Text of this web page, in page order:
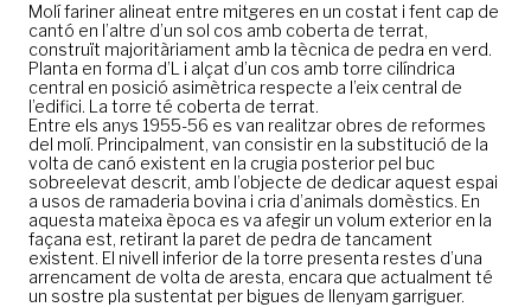
Molí fariner alineat entre mitgeres en un costat i fent cap de
cantó en l’altre d’un sol cos amb coberta de terrat,
construït majoritàriament amb la tècnica de pedra en verd.
Planta en forma d’L i alçat d’un cos amb torre cilíndrica
central en posició asimètrica respecte a l’eix central de
l’edifici. La torre té coberta de terrat.
Entre els anys 1955-56 es van realitzar obres de reformes
del molí. Principalment, van consistir en la substitució de la
volta de canó existent en la crugia posterior pel buc
sobreelevat descrit, amb l’objecte de dedicar aquest espai
a usos de ramaderia bovina i cria d’animals domèstics. En
aquesta mateixa època es va afegir un volum exterior en la
façana est, retirant la paret de pedra de tancament
existent. El nivell inferior de la torre presenta restes d’una
arrencament de volta de aresta, encara que actualment té
un sostre pla sustentat per bigues de llenyam garriguer.